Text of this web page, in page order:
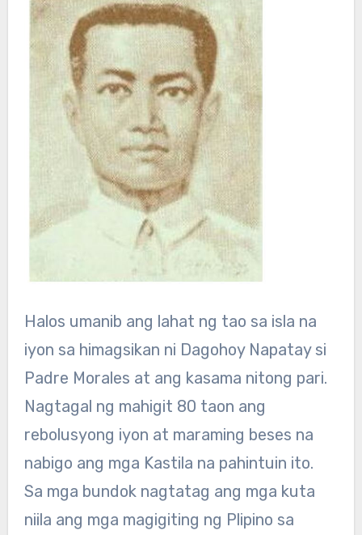
Halos umanib ang lahat ng tao sa isla na
iyon sa himagsikan ni Dagohoy Napatay si
Padre Morales at ang kasama nitong pari.
Nagtagal ng mahigit 80 taon ang
rebolusyong iyon at maraming beses na
nabigo ang mga Kastila na pahintuin ito.
Sa mga bundok nagtatag ang mga kuta
niila ang mga magigiting ng Plipino sa